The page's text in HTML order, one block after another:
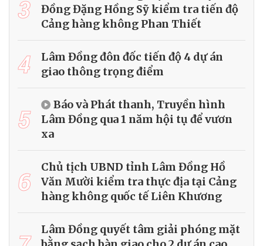
3
Đồng Đặng Hồng Sỹ kiểm tra tiến độ
Cảng hàng không Phan Thiết
4
Lâm Đồng đôn đốc tiến độ 4 dự án
giao thông trọng điểm
5
Báo và Phát thanh, Truyền hình
Lâm Đồng qua 1 năm hội tụ để vươn
xa
6
Chủ tịch UBND tỉnh Lâm Đồng Hồ
Văn Mười kiểm tra thực địa tại Cảng
hàng không quốc tế Liên Khương
Lâm Đồng quyết tâm giải phóng mặt